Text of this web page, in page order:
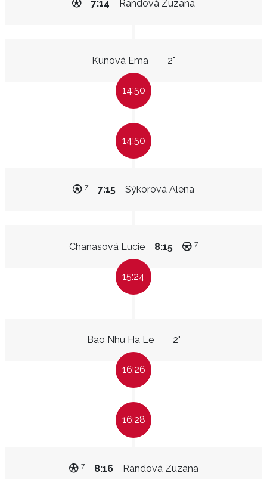
Randová Zuzana
7:14
Kunová Ema 2"
14:50
14:50
Sýkorová Alena
7:15
7
Chanasová Lucie 8:15 7
15:24
Bao Nhu Ha Le 2"
16:26
16:28
Randová Zuzana
8:16
7